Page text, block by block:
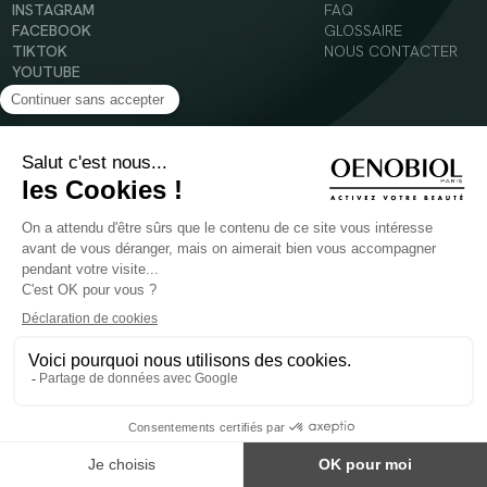
INSTAGRAM
FACEBOOK
TIKTOK
YOUTUBE
FAQ
GLOSSAIRE
NOUS CONTACTER
Mentions légales
Conditions Générales d’Utilisation
Politique en matière de cookies
POUR VOTRE SANTÉ, MANGEZ AU MOINS CINQ FRUITS ET LÉGUMES PAR JOUR -
WWW.MANGERBOUGER.FR
Les complément alimentaires doivent être utilisés dans le cadre d'un mode de vie sain et
ne pas être utilisés comme substituts d'un régimes alimentaire varié et équilibré.
Réservé à l'adulte. Consulter attentivement l'étiquetage des produits avant l'utilisation.